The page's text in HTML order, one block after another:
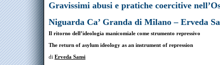
Gravissimi abusi e pratiche coercitive
Niguarda Ca’ Granda di Milano – Erveda
Il ritorno dell’ideologia manicomiale come strumento repressivo
The return of asylum ideology as an instrument of repression
di Erveda Sansi